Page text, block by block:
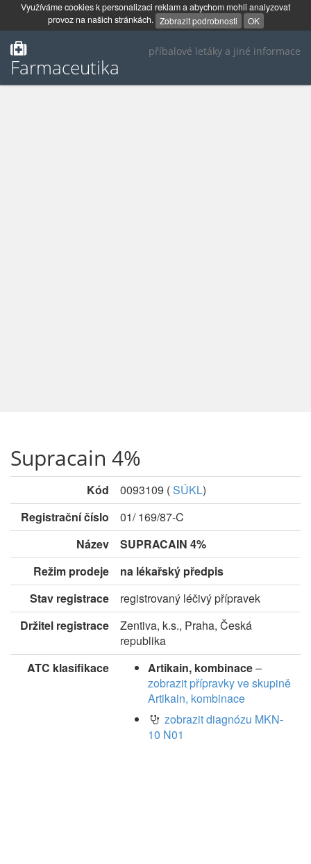
Využíváme cookies k personalizaci reklam a abychom mohli analyzovat
provoz na našich stránkách. Zobrazit podrobnosti OK
příbalové letáky a jiné informace
Farmaceutika
Supracain 4%
Kód 0093109 (SÚKL)
Registrační číslo
01/ 169/87-C
Název
SUPRACAIN 4%
Režim prodeje
na lékařský předpis
Stav registrace
registrovaný léčivý přípravek
Držitel registrace
Zentiva, k.s., Praha, Česká
republika
ATC klasifikace
Artikain, kombinace–
zobrazit přípravky ve skupině
Artikain, kombinace
zobrazit diagnózu MKN-
10 N01